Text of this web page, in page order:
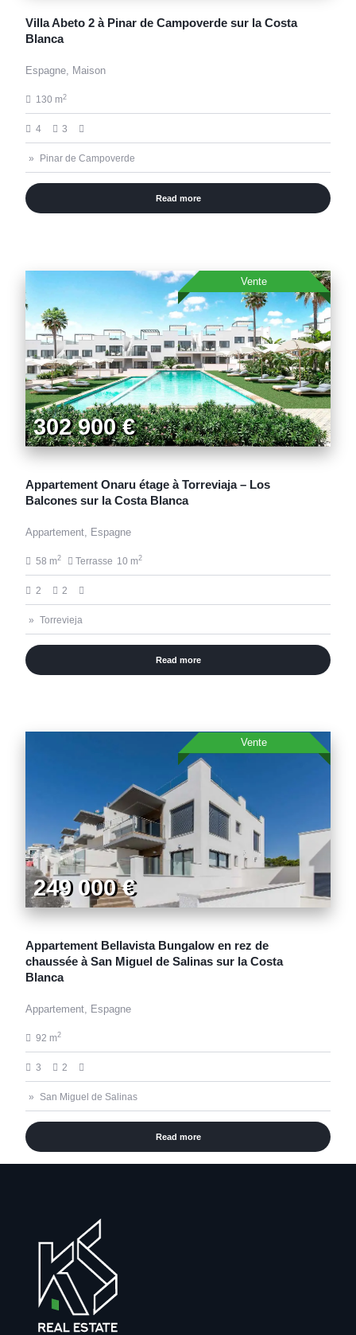
Villa Abeto 2 à Pinar de Campoverde sur la Costa
Blanca
Espagne, Maison
130 m2
4 3
Pinar de Campoverde
Read more
Vente
302 900 €
Appartement Onaru étage à Torreviaja – Los
Balcones sur la Costa Blanca
Appartement, Espagne
58 m2 Terrasse 10 m2
2 2
Torrevieja
Read more
Vente
249 000 €
Appartement Bellavista Bungalow en rez de
chaussée à San Miguel de Salinas sur la Costa
Blanca
Appartement, Espagne
92 m2
3 2
San Miguel de Salinas
Read more